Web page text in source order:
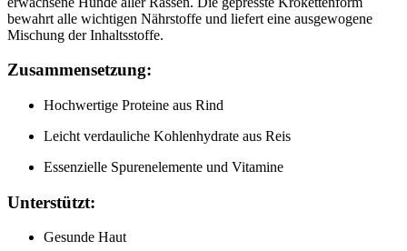
bewahrt alle wichtigen Nährstoffe und liefert eine ausgewogene
Mischung der Inhaltsstoffe.
Zusammensetzung:
Hochwertige Proteine aus Rind
Leicht verdauliche Kohlenhydrate aus Reis
Essenzielle Spurenelemente und Vitamine
Unterstützt:
Gesunde Haut